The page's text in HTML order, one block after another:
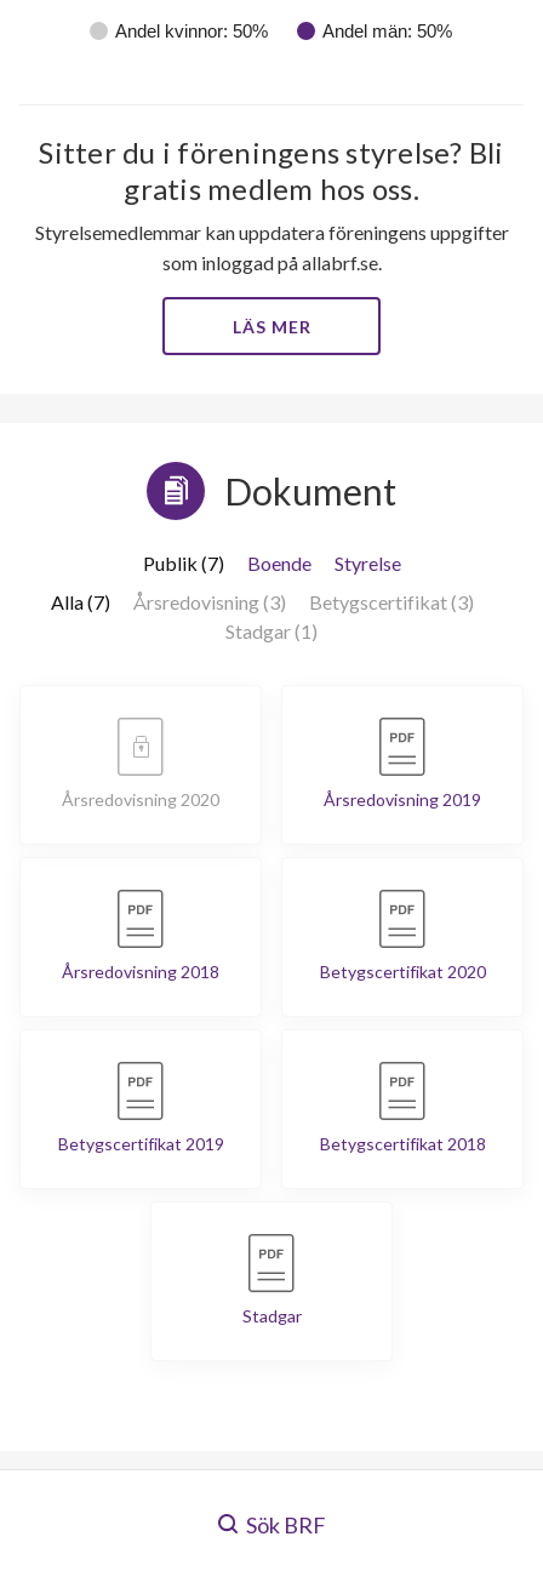
63
Andel kvinnor: 50% Andel män: 50%
Sitter du i föreningens styrelse? Bli
gratis medlem hos oss.
Styrelsemedlemmar kan uppdatera föreningens uppgifter
som inloggad på allabrf.se.
LÄS MER
Dokument
Publik (7) Boende
Styrelse
Alla (7)
Årsredovisning (3)
Betygscertifikat (3)
Stadgar (1)
Årsredovisning 2020 Årsredovisning 2019
Årsredovisning 2018 Betygscertifikat 2020
Betygscertifikat 2019 Betygscertifikat 2018
Stadgar
Sök BRF